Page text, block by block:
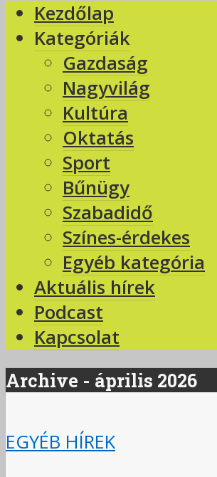
Kezdőlap
Kategóriák
Gazdaság
Nagyvilág
Kultúra
Oktatás
Sport
Bűnügy
Szabadidő
Színes-érdekes
Egyéb kategória
Aktuális hírek
Podcast
Kapcsolat
Archive - április 2026
EGYÉB HÍREK